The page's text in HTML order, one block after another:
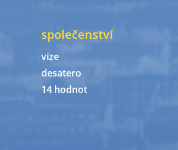
společenství
vize
desatero
14 hodnot